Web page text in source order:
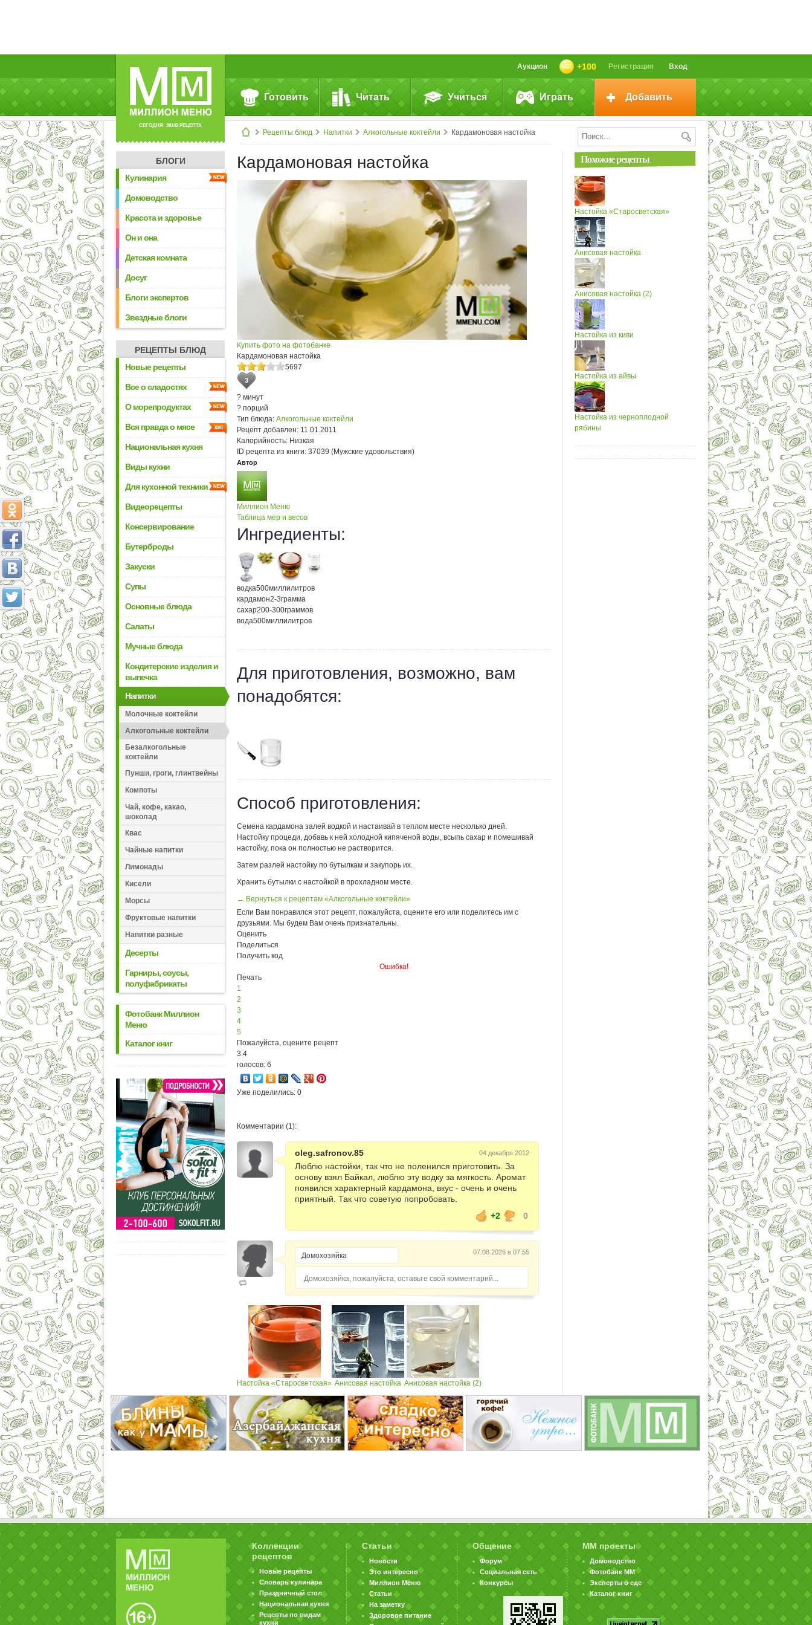
СЕГОДНЯ: 39142 РЕЦЕПТА
Вход
Регистрация
+100
Аукцион
Готовить Читать Учиться Играть Добавить
Рецепты блюд Напитки Алкогольные коктейли Кардамоновая настойка
БЛОГИ
Кулинария
Домоводство
Красота и здоровье
Он и она
Детская комната
Досуг
Блоги экспертов
Звездные блоги
РЕЦЕПТЫ БЛЮД
Новые рецепты
Все о сладостях
О морепродуктах
Вся правда о мясе
Национальная кухня
Виды кухни
Для кухонной техники
Видеорецепты
Консервирование
Бутерброды
Закуски
Супы
Основные блюда
Салаты
Мучные блюда
Кондитерские изделия и
выпечка
Напитки
Молочные коктейли
Алкогольные коктейли
Безалкогольные
коктейли
Пунши, гроги, глинтвейны
Компоты
Чай, кофе, какао,
шоколад
Квас
Чайные напитки
Лимонады
Кисели
Морсы
Фруктовые напитки
Напитки разные
Десерты
Гарниры, соусы,
полуфабрикаты
Фотобанк Миллион
Меню
Каталог книг
Кардамоновая настойка
Купить фото на фотобанке
Кардамоновая настойка
5697
3
? минут
? порций
Тип блюда: Алкогольные коктейли
Рецепт добавлен: 11.01.2011
Калорийность: Низкая
ID рецепта из книги: 37039 (Мужские удовольствия)
Автор
Миллион Меню
Таблица мер и весов
Ингредиенты:
водка500миллилитров
кардамон2-3грамма
сахар200-300граммов
вода500миллилитров
Для приготовления, возможно, вам
понадобятся:
Способ приготовления:
Семена кардамона залей водкой и настаивай в теплом месте несколько дней.
Настойку процеди, добавь к ней холодной кипяченой воды, всыпь сахар и помешивай
настойку, пока он полностью не растворится.
Затем разлей настойку по бутылкам и закупорь их.
Хранить бутылки с настойкой в прохладном месте.
← Вернуться к рецептам «Алкогольные коктейли»
Если Вам понравился этот рецепт, пожалуйста, оцените его или поделитесь им с
друзьями. Мы будем Вам очень признательны.
Оценить
Поделиться
Получить код
Ошибка!
Печать
1
2
3
4
5
Пожалуйста, оцените рецепт
3.4
голосов: 6
Уже поделились: 0
Комментарии (1):
oleg.safronov.85 04 декабря 2012
Люблю настойки, так что не поленился приготовить. За
основу взял Байкал, люблю эту водку за мягкость. Аромат
появился характерный кардамона, вкус - очень и очень
приятный. Так что советую попробовать.
+2
0
07.08.2026 в 07:55
Домохозяйка, пожалуйста, оставьте свой комментарий...
Настойка «Старосветская» Анисовая настойка Анисовая настойка (2)
Похожие рецепты
Настойка «Старосветская»
Анисовая настойка
Анисовая настойка (2)
Настойка из киви
Настойка из айвы
Настойка из черноплодной
рябины
Коллекции
рецептов
Новые рецепты
Словарь кулинара
Праздничный стол
Национальная кухня
Рецепты по видам
кухни
Статьи
Новости
Это интересно
Миллион Меню
Статьи
На заметку
Здоровое питание
Общение
Форум
Социальная сеть
Конкурсы
ММ проекты
Домоводство
Фотобанк ММ
Эксперты о еде
Каталог книг